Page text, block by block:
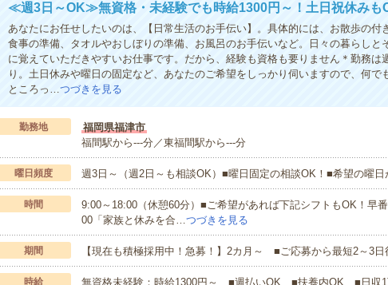
≪週3日～OK≫無資格・未経験でも時給1300円～！土日祝休みも
あなたにお任せしたいのは、【日常生活のお手伝い】。具体的には、お散歩の付
食事の準備、タオルやおしぼりの準備、お風呂のお手伝いなど。日々の暮らしと
に覚えていただきやすいお仕事です。だから、経験も資格も要りません＊勤務は
り。土日休みや曜日の固定など、あなたのご希望をしっかり伺いますので、何で
ところっ…つづきを見る
勤務地
福岡県福津市
福間駅から---分／東福間駅から---分
曜日頻度 週3日～（週2日～も相談OK）■曜日固定の相談OK！■希望の曜日
時間
9:00～18:00（休憩60分）■ご希望があれば下記シフトもOK！早
00「家族と休みを合…つづきを見る
期間 【現在も積極採用中！急募！】2カ月～ ■ご応募から最短2～3日
時給 無資格未経験：時給1300円～ ■週払いOK ■扶養内OK ■日収1